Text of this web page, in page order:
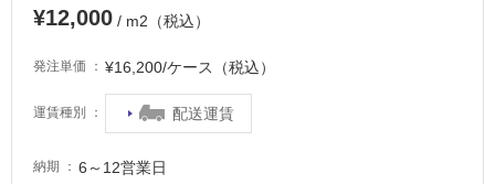
¥12,000 / m2（税込）
発注単価 ¥16,200/ケース（税込）
運賃種別 配送運賃
納期 6～12営業日
非
に
適
い